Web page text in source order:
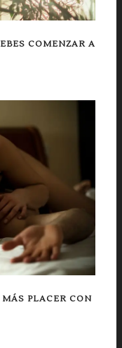
COMENZAR A
PLACER CON